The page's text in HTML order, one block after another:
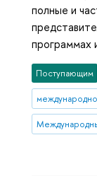
полные и
программах
Поступающим